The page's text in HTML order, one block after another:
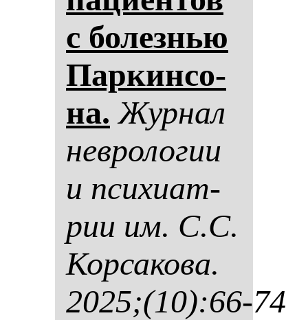
с бо­лез­нью
Пар­кин­со­
на. Жур­нал
нев­ро­ло­гии
и пси­хи­ат­
рии им. С.С.
Кор­са­ко­ва.
2025;(10):66-74